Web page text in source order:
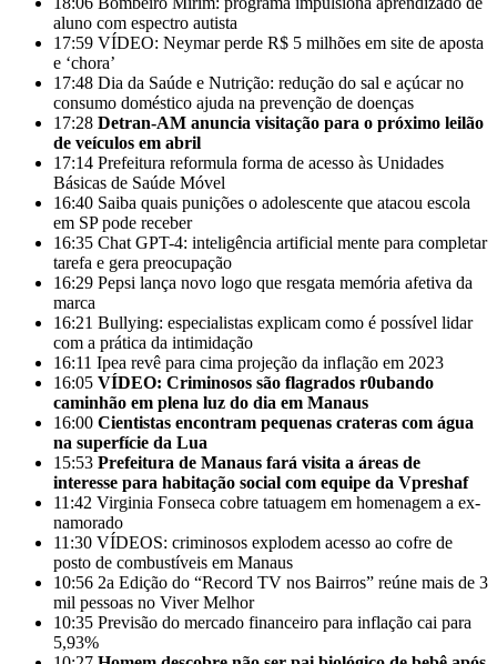
aluno com espectro autista
17:59 VÍDEO: Neymar perde R$ 5 milhões em site de aposta
e ‘chora’
17:48 Dia da Saúde e Nutrição: redução do sal e açúcar no
consumo doméstico ajuda na prevenção de doenças
17:28 Detran-AM anuncia visitação para o próximo leilão
de veículos em abril
17:14 Prefeitura reformula forma de acesso às Unidades
Básicas de Saúde Móvel
16:40 Saiba quais punições o adolescente que atacou escola
em SP pode receber
16:35 Chat GPT-4: inteligência artificial mente para completar
tarefa e gera preocupação
16:29 Pepsi lança novo logo que resgata memória afetiva da
marca
16:21 Bullying: especialistas explicam como é possível lidar
com a prática da intimidação
16:11 Ipea revê para cima projeção da inflação em 2023
16:05 VÍDEO: Criminosos são flagrados r0ubando
caminhão em plena luz do dia em Manaus
16:00 Cientistas encontram pequenas crateras com água
na superfície da Lua
15:53 Prefeitura de Manaus fará visita a áreas de
interesse para habitação social com equipe da Vpreshaf
11:42 Virginia Fonseca cobre tatuagem em homenagem a ex-
namorado
11:30 VÍDEOS: criminosos explodem acesso ao cofre de
posto de combustíveis em Manaus
10:56 2a Edição do “Record TV nos Bairros” reúne mais de 3
mil pessoas no Viver Melhor
10:35 Previsão do mercado financeiro para inflação cai para
5,93%